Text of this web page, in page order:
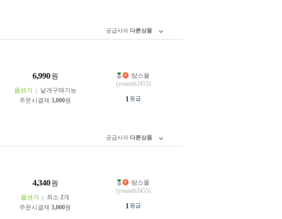
공급사의 다른상품
6,990 원
옵션가
낱개구매가능
주문시결제 3,000원
탐스몰
(younnb2455)
1 등급
공급사의 다른상품
4,340 원
옵션가 최소 2개
주문시결제 3,000원
탐스몰
(younnb2455)
1 등급